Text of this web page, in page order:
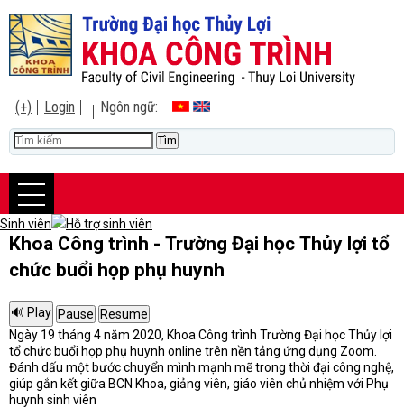
(+) Login Ngôn ngữ:
Sinh viên Hỗ trợ sinh viên
Khoa Công trình - Trường Đại học Thủy lợi tổ
chức buổi họp phụ huynh
Ngày 19 tháng 4 năm 2020, Khoa Công trình Trường Đại học Thủy lợi
tổ chức buổi họp phụ huynh online trên nền tảng ứng dụng Zoom.
Đánh dấu một bước chuyển mình mạnh mẽ trong thời đại công nghệ,
giúp gắn kết giữa BCN Khoa, giảng viên, giáo viên chủ nhiệm với Phụ
huynh sinh viên